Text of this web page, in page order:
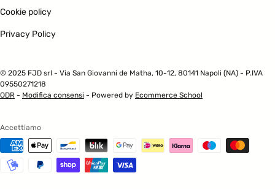
Cookie policy
Privacy Policy
© 2025 FJD srl - Via San Giovanni de Matha, 10-12, 80141 Napoli (NA) - P.IVA
09550271218
ODR - Modifica consensi - Powered by Ecommerce School
Accettiamo